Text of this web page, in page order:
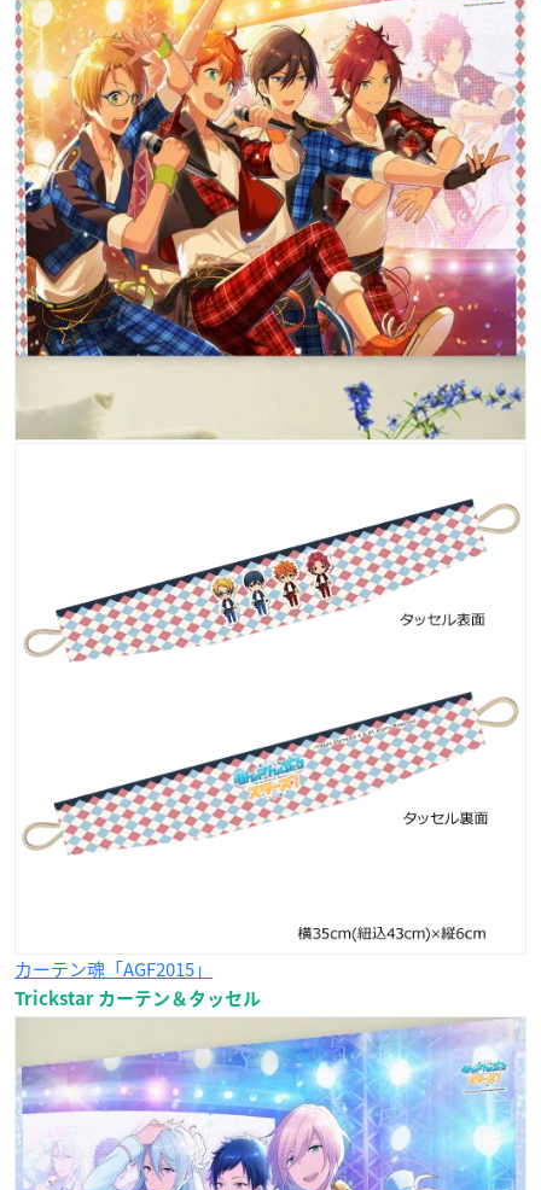
カーテン魂「AGF2015」
Trickstar カーテン＆タッセル